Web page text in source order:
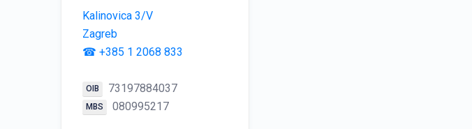
Kalinovica 3/V
Zagreb
☎ +385 1 2068 833
OIB 73197884037
MBS 080995217